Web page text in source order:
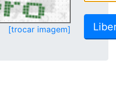
[trocar imagem]